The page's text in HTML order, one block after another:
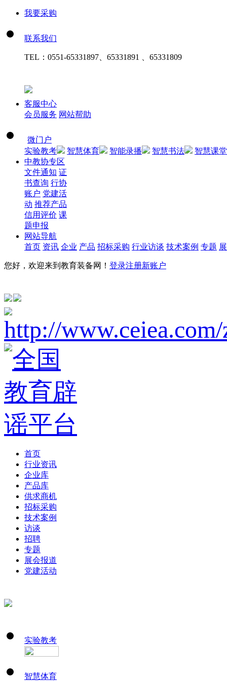
我要采购
联系我们
TEL： 0551-65331897、65331891 、65331809
客服中心
会员服务 网站帮助
微门户
实验教考
智慧体育 智能录播 智慧书法
智慧课堂
中教协专区
文件通知 证
书查询 行协
账户 党建活
动 推荐产品
信用评价 课
题申报
网站导航
首页 资讯 企业 产品 招标采购 行业访谈 技术案例 专题
您好，欢迎来到教育装备网！ 登录注册新账户
首页
行业资讯
企业库
产品库
供求商机
招标采购
技术案例
访谈
招聘
专题
展会报道
党建活动
实验教考
智慧体育